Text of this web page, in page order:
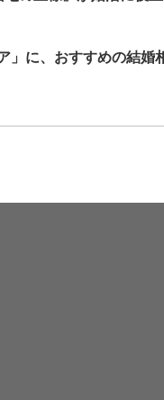
」に、おすすめの結婚